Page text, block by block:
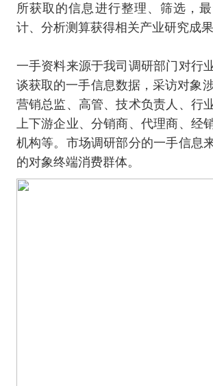
所获取的信息进行整理、筛选，
计、分析测算获得相关产业研究成果
一手资料来源于我司调研部门对行
谈获取的一手信息数据，采访对象
营销总监、高管、技术负责人、行
上下游企业、分销商、代理商、经
机构等。市场调研部分的一手信息
的对象终端消费群体。